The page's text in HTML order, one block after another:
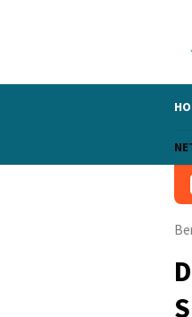
PERSIB Sapu Bersih